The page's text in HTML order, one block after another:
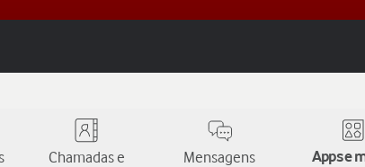
Chamadas e
Mensagens Apps e